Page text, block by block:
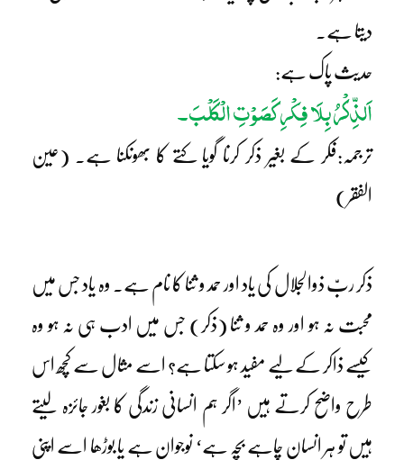
دیتا ہے۔
حدیث پاک ہے:
اَلذِّکْرُ بِلَا فِکْرِ کَصَوْتِ الْکَلْبَ۔
ترجمہ:فکر کے بغیر ذکر کرنا گویا کتے کا بھونکنا ہے۔ (عین
الفقر)
ذکر ربّ ذوالجلال کی یاد اور حمد و ثنا کا نام ہے۔ وہ یاد جس میں
محبت نہ ہو اور وہ حمد و ثنا (ذکر) جس میں ادب ہی نہ ہو وہ
کیسے ذاکر کے لیے مفید ہو سکتا ہے؟ اسے مثال سے کچھ اس
طرح واضح کرتے ہیں ’اگر ہم انسانی زندگی کا بغور جائزہ لیتے
ہیں تو ہر انسان چاہے بچہ ہے‘ نوجوان ہے یا بوڑھا اسے اپنی